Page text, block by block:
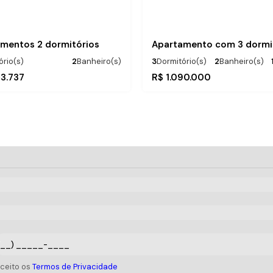
2 dormitórios
2Banheiro(s)
68.61
.07
R$ 1.090.000
3Dormitório(s) 2Banheiro(s) 1
2Vaga(s)
Útil: 83 .00m²
os Termos de Privacidade